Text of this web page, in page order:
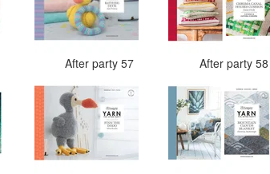
After party 57 After party 58